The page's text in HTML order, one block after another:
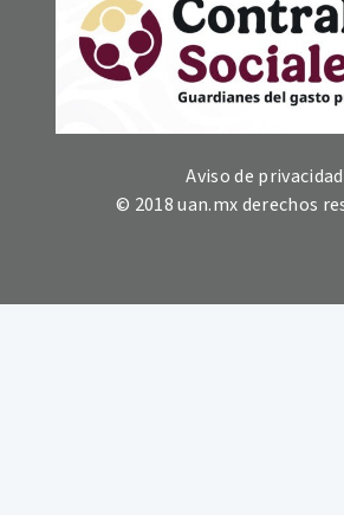
Aviso de privacidad
© 2018 uan.mx derechos